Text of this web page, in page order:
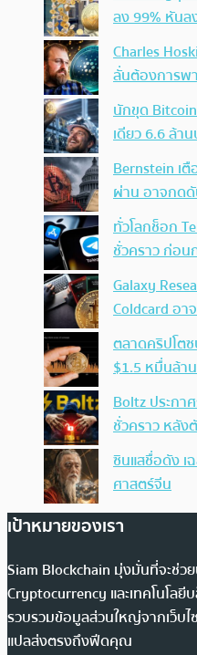
ลง 99% หันล
Charles
ลั่นต้องการพ
นักขุด
เดียว 6.6 ล้า
Bernstein เ
ผ่าน อาจกดดั
ทั่วโลกช็อก
ชั่วคราว ก่อน
Galaxy
Coldcard อ
ตลาดคริปโต
$1.5 หมื่นล้า
Boltz ประกา
ชั่วคราว หลัง
ซินแสชื่อดัง เฉ
ศาสตร์จีน
เป้าหมายของเรา
Siam Blockchain มุ่งมั่นที่จะช่ว
Cryptocurrency และเทคโนโลยี
รวบรวมข้อมูลส่วนใหญ่จากเว็บไ
แปลส่งตรงถึงฟีดคุณ